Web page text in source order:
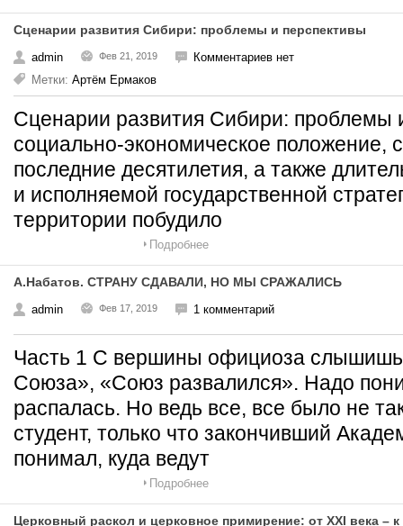
Сценарии развития Сибири: проблемы и перспективы
admin Фев 21, 2019
Комментариев нет
Метки: Артём Ермаков
Сценарии развития Сибири: проблемы
социально-экономическое положение,
последние десятилетия, а также
и исполняемой государственной
территории побудило
Подробнее
А.Набатов. СТРАНУ СДАВАЛИ, НО МЫ СРАЖАЛИСЬ
admin Фев 17, 2019 1 комментарий
Часть 1 С вершины официоза слышишь
Союза», «Союз развалился». Надо
распалась. Но ведь все, все было не
студент, только что закончивший
понимал, куда ведут
Подробнее
Церковный раскол и церковное примирение: от XXI века – к